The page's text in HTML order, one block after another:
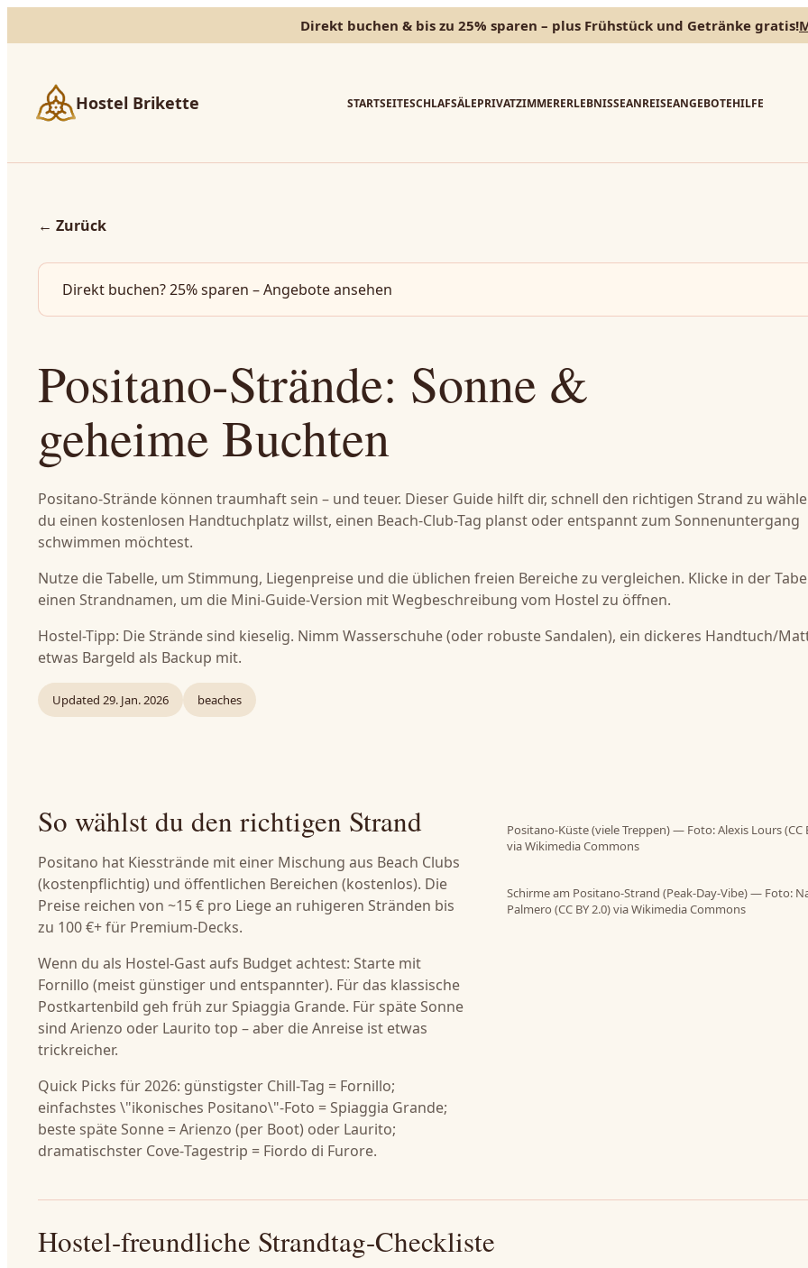
Direkt buchen & bis zu 25% sparen – plus Frühstück und Getränke gratis!
Hostel Brikette STARTSEITESCHLAFSÄLEPRIVATZIMMERERLEBNISSEANREISEANGEBOTEHILFE
← Zurück
Direkt buchen? 25% sparen – Angebote ansehen
Positano-Strände: Sonne &
geheime Buchten
Positano-Strände können traumhaft sein – und teuer. Dieser Guide hilft dir, schnell den richtigen Strand zu
du einen kostenlosen Handtuchplatz willst, einen Beach-Club-Tag planst oder entspannt zum Sonnenuntergang
schwimmen möchtest.
Nutze die Tabelle, um Stimmung, Liegenpreise und die üblichen freien Bereiche zu vergleichen. Klicke in der
einen Strandnamen, um die Mini-Guide-Version mit Wegbeschreibung vom Hostel zu öffnen.
Hostel-Tipp: Die Strände sind kieselig. Nimm Wasserschuhe (oder robuste Sandalen), ein dickeres Handtuch/
etwas Bargeld als Backup mit.
Updated 29. Jan. 2026 beaches
So wählst du den richtigen Strand
Positano hat Kiesstrände mit einer Mischung aus Beach Clubs
(kostenpflichtig) und öffentlichen Bereichen (kostenlos). Die
Preise reichen von ~15 € pro Liege an ruhigeren Stränden bis
zu 100 €+ für Premium-Decks.
Wenn du als Hostel-Gast aufs Budget achtest: Starte mit
Fornillo (meist günstiger und entspannter). Für das klassische
Postkartenbild geh früh zur Spiaggia Grande. Für späte Sonne
sind Arienzo oder Laurito top – aber die Anreise ist etwas
trickreicher.
Quick Picks für 2026: günstigster Chill‑Tag = Fornillo;
einfachstes \"ikonisches Positano\"-Foto = Spiaggia Grande;
beste späte Sonne = Arienzo (per Boot) oder Laurito;
dramatischster Cove‑Tagestrip = Fiordo di Furore.
Positano-Küste (viele Treppen) — Foto: Alexis Lours (CC
via Wikimedia Commons
Schirme am Positano-Strand (Peak-Day-Vibe) — Foto:
Palmero (CC BY 2.0) via Wikimedia Commons
Hostel-freundliche Strandtag-Checkliste